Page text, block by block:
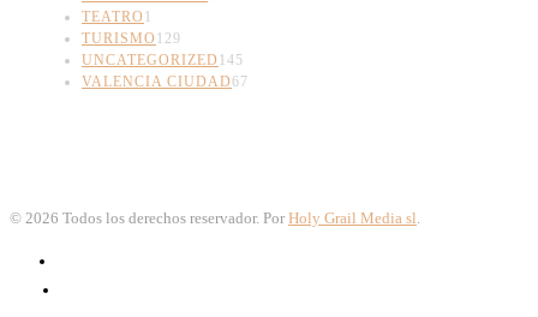
TEATRO 1
TURISMO 129
UNCATEGORIZED 145
VALENCIA CIUDAD67
© 2026 Todos los derechos reservador. Por Holy Grail Media sl.